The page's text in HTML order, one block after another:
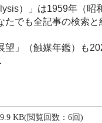
）」は1959年（
たでも全記事の検索
望」（触媒年鑑）も
KB(閲覧回数：6回)